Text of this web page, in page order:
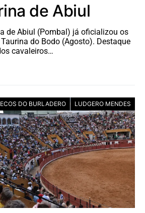
de Abiul
de Abiul (Pombal) já oficializou os
do Bodo (Agosto). Destaque
cavaleiros…
ECOS DO BURLADERO LUDGERO MENDES